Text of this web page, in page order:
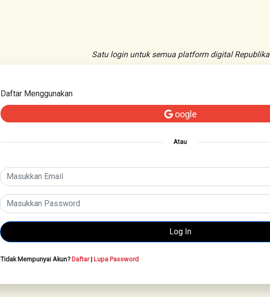
Satu login untuk semua platform digital Republika
Daftar Menggunakan
oogle
Atau
Tidak Mempunyai Akun?Daftar| Lupa Password